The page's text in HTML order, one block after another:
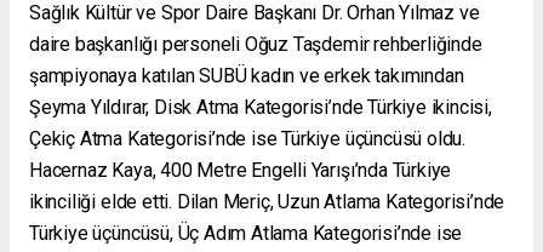
Sağlık Kültür ve Spor Daire Başkanı Dr. Orhan Yılmaz ve
daire başkanlığı personeli Oğuz Taşdemir rehberliğinde
şampiyonaya katılan SUBÜ kadın ve erkek takımından
Şeyma Yıldırar, Disk Atma Kategorisi’nde Türkiye ikincisi,
Çekiç Atma Kategorisi’nde ise Türkiye üçüncüsü oldu.
Hacernaz Kaya, 400 Metre Engelli Yarışı’nda Türkiye
ikinciliği elde etti. Dilan Meriç, Uzun Atlama Kategorisi’nde
Türkiye üçüncüsü, Üç Adım Atlama Kategorisi’nde ise